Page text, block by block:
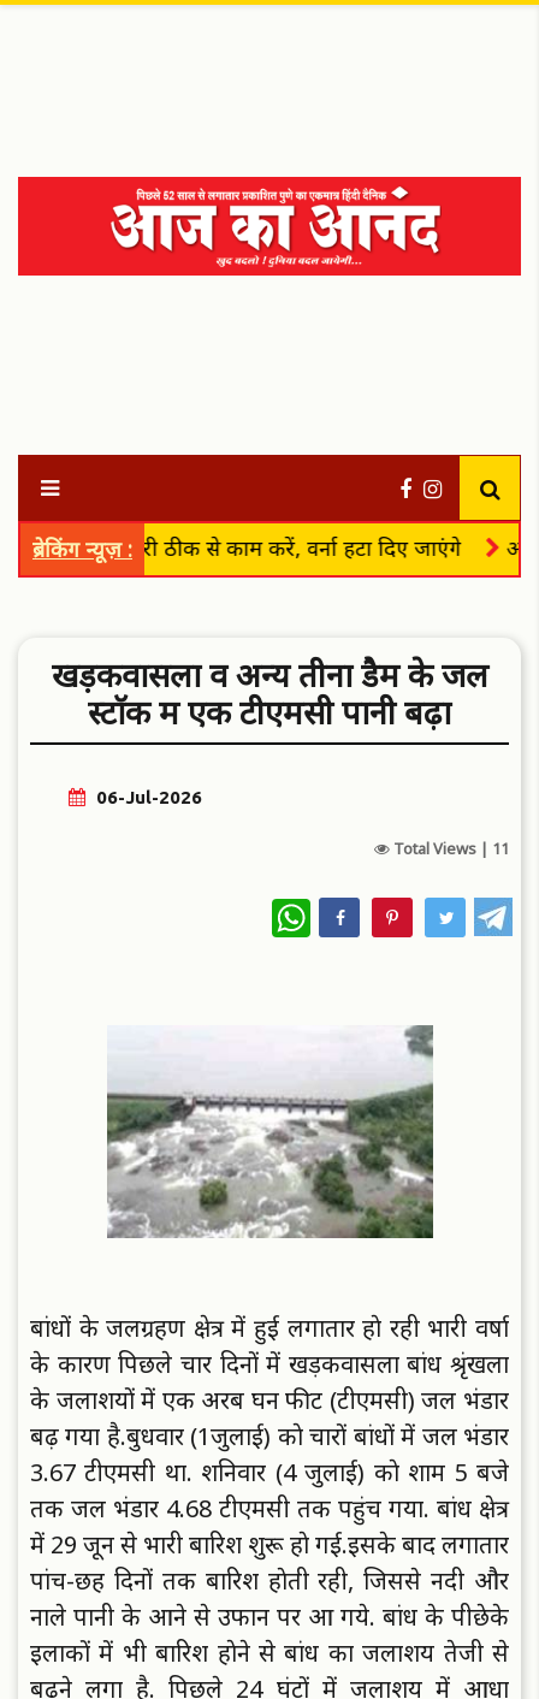
ब्रेकिंग न्यूज़ :
पदाधिकारी ठीक से काम करें, वर्ना हटा दिए जाएंगे अभिषेक
खड़कवासला व अन्य तीनाें डैम के जल
स्टाॅक में एक टीएमसी पानी बढ़ा
06-Jul-2026
Total Views | 11
WhatsApp
बांधाें के जलग्रहण क्षेत्र में हुई लगातार हाे रही भारी वर्षा
के कारण पिछले चार दिनाें में खड़कवासला बांध श्रृंखला
के जलाशयाें में एक अरब घन फीट (टीएमसी) जल भंडार
बढ़ गया है.बुधवार (1जुलाई) काे चाराें बांधाें में जल भंडार
3.67 टीएमसी था. शनिवार (4 जुलाई) काे शाम 5 बजे
तक जल भंडार 4.68 टीएमसी तक पहुंच गया. बांध क्षेत्र
में 29 जून से भारी बारिश शुरू हाे गई.इसके बाद लगातार
पांच-छह दिनाें तक बारिश हाेती रही, जिससे नदी और
नाले पानी के आने से उफान पर आ गये. बांध के पीछेके
इलाकाें में भी बारिश हाेने से बांध का जलाशय तेजी से
बढ़ने लगा है. पिछले 24 घंटाें में जलाशय में आधा